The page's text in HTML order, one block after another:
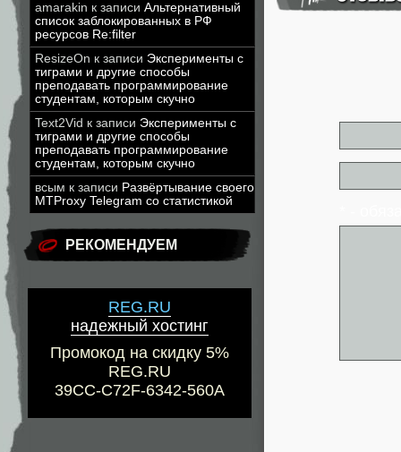
amarakin к записи Альтернативный
список заблокированных в РФ
ресурсов Re:filter
ResizeOn к записи Эксперименты с
тиграми и другие способы
преподавать программирование
студентам, которым скучно
Text2Vid к записи Эксперименты с
тиграми и другие способы
преподавать программирование
студентам, которым скучно
всым к записи Развёртывание своего
MTProxy Telegram со статистикой
РЕКОМЕНДУЕМ
REG.RU
надежный хостинг
Промокод на скидку 5%
REG.RU
39CC-C72F-6342-560A